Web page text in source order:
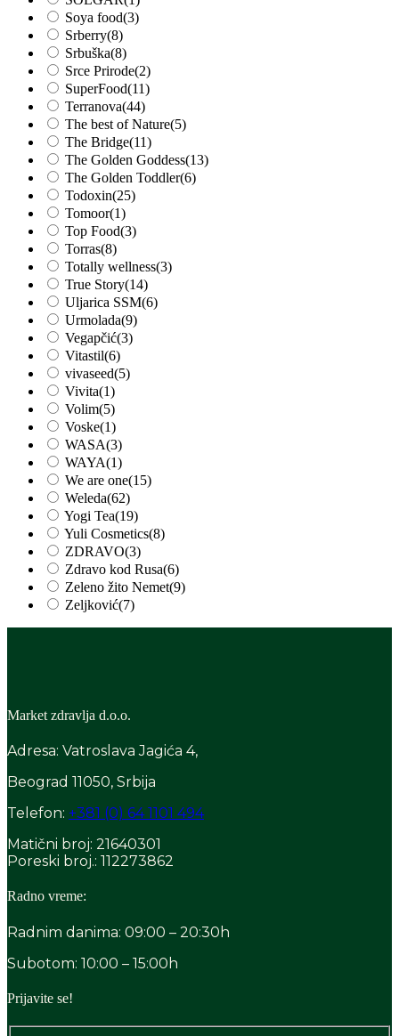
Soya food(3)
Srberry(8)
Srbuška(8)
Srce Prirode(2)
SuperFood(11)
Terranova(44)
The best of Nature(5)
The Bridge(11)
The Golden Goddess(13)
The Golden Toddler(6)
Todoxin(25)
Tomoor(1)
Top Food(3)
Torras(8)
Totally wellness(3)
True Story(14)
Uljarica SSM(6)
Urmolada(9)
Vegapčić(3)
Vitastil(6)
vivaseed(5)
Vivita(1)
Volim(5)
Voske(1)
WASA(3)
WAYA(1)
We are one(15)
Weleda(62)
Yogi Tea(19)
Yuli Cosmetics(8)
ZDRAVO(3)
Zdravo kod Rusa(6)
Zeleno žito Nemet(9)
Zeljković(7)
Market zdravlja d.o.o.
Adresa: Vatroslava Jagića 4,
Beograd 11050, Srbija
Telefon: +381 (0) 64 1101 494
Matični broj: 21640301
Poreski broj.: 112273862
Radno vreme:
Radnim danima: 09:00 – 20:30h
Subotom: 10:00 – 15:00h
Prijavite se!